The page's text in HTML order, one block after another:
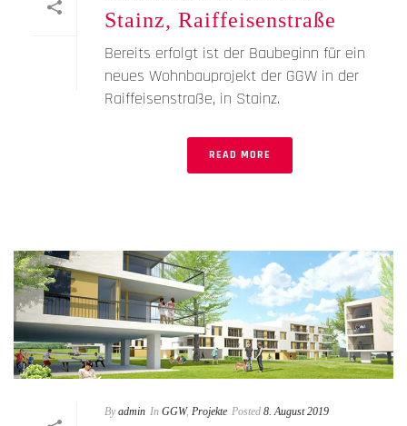
Stainz, Raiffeisenstraße
Bereits erfolgt ist der Baubeginn für ein
neues Wohnbauprojekt der GGW in der
Raiffeisenstraße, in Stainz.
READ MORE
By admin In GGW, Projekte Posted 8. August 2019